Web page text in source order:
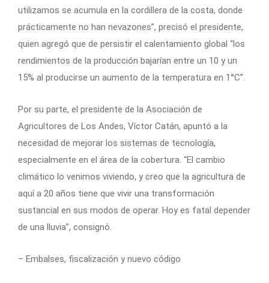
utilizamos se acumula en la cordillera de la costa, donde
prácticamente no han nevazones”, precisó el presidente,
quien agregó que de persistir el calentamiento global “los
rendimientos de la producción bajarían entre un 10 y un
15% al producirse un aumento de la temperatura en 1°C”.
Por su parte, el presidente de la Asociación de
Agricultores de Los Andes, Víctor Catán, apuntó a la
necesidad de mejorar los sistemas de tecnología,
especialmente en el área de la cobertura. “El cambio
climático lo venimos viviendo, y creo que la agricultura de
aquí a 20 años tiene que vivir una transformación
sustancial en sus modos de operar. Hoy es fatal depender
de una lluvia”, consignó.
– Embalses, fiscalización y nuevo código